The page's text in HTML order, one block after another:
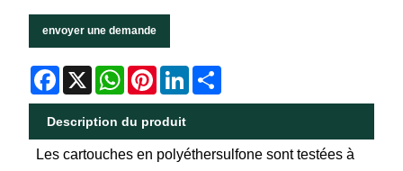
envoyer une demande
Facebook
X WhatsApp
PinterestLinkedIn
Description du produit
Les cartouches en polyéthersulfone sont testées à